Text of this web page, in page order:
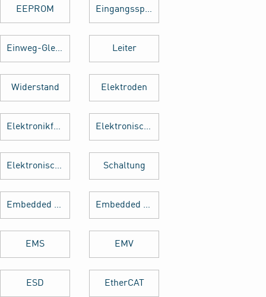
EEPROM Eingangsspannung
Einweg-Gleichrichter Leiter
Widerstand Elektroden
Elektronikfertigung Elektronische Baugruppe
Elektronische Bauteile Schaltung
Embedded Software Embedded System
EMS EMV
ESD EtherCAT